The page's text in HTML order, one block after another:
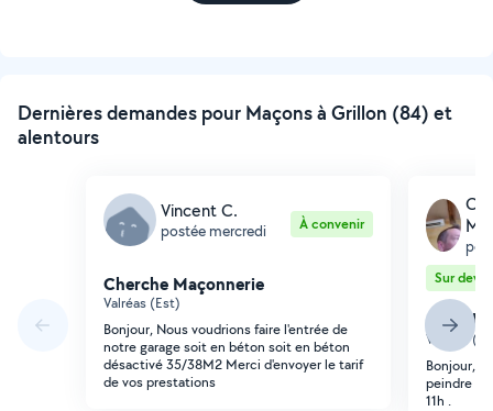
Dernières demandes pour Maçons à Grillon (84) et
alentours
Vincent C.
postée mercredi À convenir
Cherche Maçonnerie
Valréas (Est)
Bonjour, Nous voudrions faire l'entrée de
notre garage soit en béton soit en béton
désactivé 35/38M2 Merci d'envoyer le tarif
de vos prestations
Sur devis
Valréas
Bonjour,
peindre à
11h .